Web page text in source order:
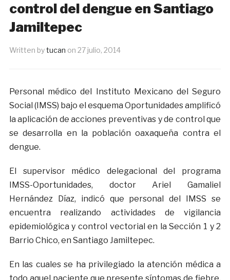
control del dengue en Santiago
Jamiltepec
Written bytucan on 27 julio, 2014
Personal médico del Instituto Mexicano del Seguro
Social (IMSS) bajo el esquema Oportunidades amplificó
la aplicación de acciones preventivas y de control que
se desarrolla en la población oaxaqueña contra el
dengue.
El supervisor médico delegacional del programa
IMSS-Oportunidades, doctor Ariel Gamaliel
Hernández Díaz, indicó que personal del IMSS se
encuentra realizando actividades de vigilancia
epidemiológica y control vectorial en la Sección 1 y 2
Barrio Chico, en Santiago Jamiltepec.
En las cuales se ha privilegiado la atención médica a